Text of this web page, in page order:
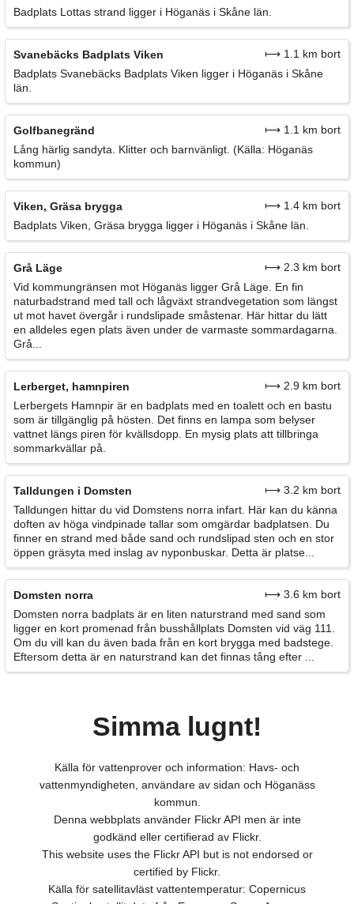
Badplats Lottas strand ligger i Höganäs i Skåne län.
Svanebäcks Badplats Viken
⟼ 1.1 km bort
Badplats Svanebäcks Badplats Viken ligger i Höganäs i Skåne
län.
Golfbanegränd
⟼ 1.1 km bort
Lång härlig sandyta. Klitter och barnvänligt. (Källa: Höganäs
kommun)
Viken, Gräsa brygga
⟼ 1.4 km bort
Badplats Viken, Gräsa brygga ligger i Höganäs i Skåne län.
Grå Läge
⟼ 2.3 km bort
Vid kommungränsen mot Höganäs ligger Grå Läge. En fin
naturbadstrand med tall och lågväxt strandvegetation som längst
ut mot havet övergår i rundslipade småstenar. Här hittar du lätt
en alldeles egen plats även under de varmaste sommardagarna.
Grå...
Lerberget, hamnpiren
⟼ 2.9 km bort
Lerbergets Hamnpir är en badplats med en toalett och en bastu
som är tillgänglig på hösten. Det finns en lampa som belyser
vattnet längs piren för kvällsdopp. En mysig plats att tillbringa
sommarkvällar på.
Talldungen i Domsten
⟼ 3.2 km bort
Talldungen hittar du vid Domstens norra infart. Här kan du känna
doften av höga vindpinade tallar som omgärdar badplatsen. Du
finner en strand med både sand och rundslipad sten och en stor
öppen gräsyta med inslag av nyponbuskar. Detta är platse...
Domsten norra
⟼ 3.6 km bort
Domsten norra badplats är en liten naturstrand med sand som
ligger en kort promenad från busshållplats Domsten vid väg 111.
Om du vill kan du även bada från en kort brygga med badstege.
Eftersom detta är en naturstrand kan det finnas tång efter ...
Simma lugnt!
Källa för vattenprover och information: Havs- och
vattenmyndigheten, användare av sidan och Höganäss
kommun.
Denna webbplats använder Flickr API men är inte
godkänd eller certifierad av Flickr.
This website uses the Flickr API but is not endorsed or
certified by Flickr.
Källa för satellitavläst vattentemperatur: Copernicus